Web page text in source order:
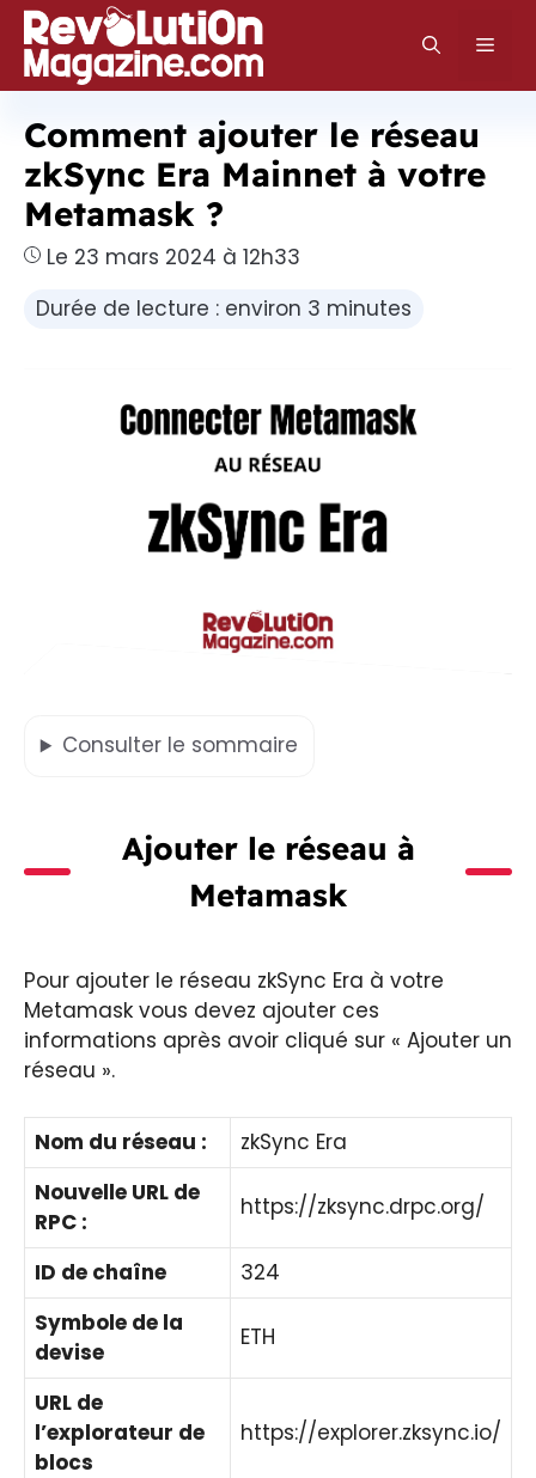
Aller
au
contenu
Comment ajouter le réseau
zkSync Era Mainnet à votre
Metamask ?
Le 23 mars 2024 à 12h33
Durée de lecture : environ 3 minutes
Consulter le sommaire
Ajouter le réseau à
Metamask
Pour ajouter le réseau zkSync Era à votre
Metamask vous devez ajouter ces
informations après avoir cliqué sur « Ajouter un
réseau ».
Nom du réseau :
zkSync Era
Nouvelle URL de
RPC :
https://zksync.drpc.org/
ID de chaîne
324
Symbole de la
devise
ETH
URL de
l’explorateur de
blocs
https://explorer.zksync.io/